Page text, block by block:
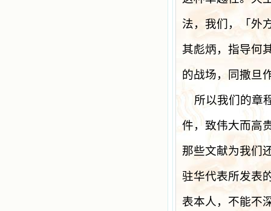
法，我们，「外
其彪炳，指导何
的战场，同撒旦
所以我们的章
件，致伟大而
那些文献为我们
驻华代表所发表
表本人，不能不